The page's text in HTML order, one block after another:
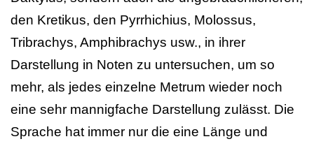
den Kretikus, den Pyrrhichius, Molossus,
Tribrachys, Amphibrachys usw., in ihrer
Darstellung in Noten zu untersuchen, um so
mehr, als jedes einzelne Metrum wieder noch
eine sehr mannigfache Darstellung zulässt. Die
Sprache hat immer nur die eine Länge und